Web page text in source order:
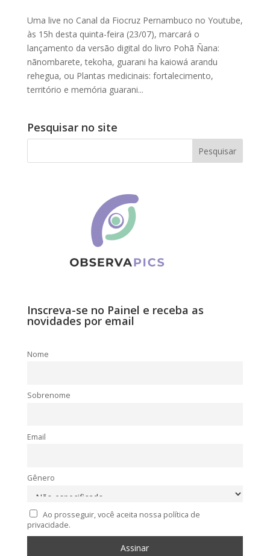
Uma live no Canal da Fiocruz Pernambuco no Youtube,
às 15h desta quinta-feira (23/07), marcará o
lançamento da versão digital do livro Pohã Ñana:
nãnombarete, tekoha, guarani ha kaiowá arandu
rehegua, ou Plantas medicinais: fortalecimento,
território e memória guarani...
Pesquisar no site
Inscreva-se no Painel e receba as
novidades por email
Nome
Sobrenome
Email
Gênero
Ao prosseguir, você aceita nossa política de
privacidade.